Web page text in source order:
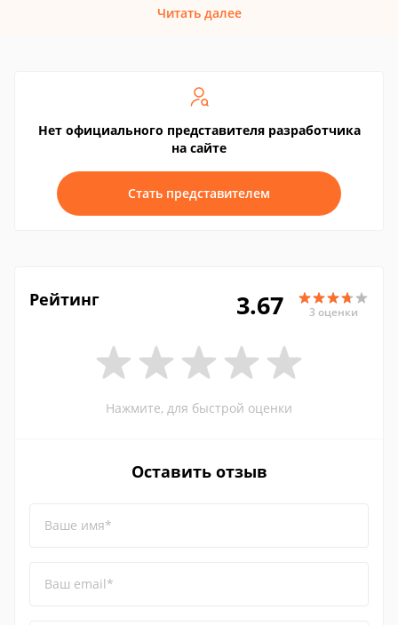
Читать далее
Нет официального представителя разработчика
на сайте
Стать представителем
Рейтинг 3.67 3 оценки
Нажмите, для быстрой оценки
Оставить отзыв
Ваше имя*
Ваш email*